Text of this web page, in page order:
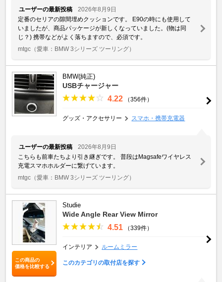
ユーザーの最新投稿
2026年8月9日
定番のセリアの隙間埋めクッションです。 E90の時にも使用して
いましたが、商品パッケージが新しくなっていました。(物は同
じ？) 携帯などがよく落ちますので、必須です。
mtgc （愛車：BMW 3シリーズ ツーリング）
BMW(純正)
USBチャージャー
4.22 （356件）
グッズ・アクセサリー スマホ・携帯充電器
ユーザーの最新投稿
2026年8月9日
こちらも前車たちより引き継ぎです。 普段はMagsafeワイヤレス
充電スマホホルダーに繋げています。
mtgc （愛車：BMW 3シリーズ ツーリング）
この商品の
価格を比較する
Studie
Wide Angle Rear View Mirror
4.51 （339件）
インテリア ルームミラー
このカテゴリの取付店を探す